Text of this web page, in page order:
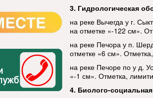
3. Гидрологическая
на реке Вычегда у г.
на отметке «-122 см».
на реке Печора у п.
отметке «6 см».
на реке Печоре по у д.
«-1 см». Отметка,
4. Биолого-